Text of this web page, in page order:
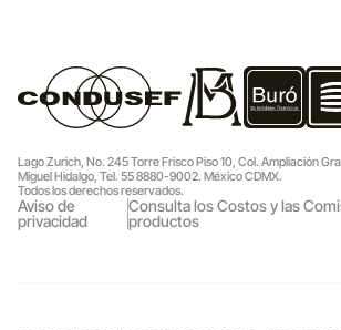
Lago Zurich, No. 245 Torre Frisco Piso 10, Col. Ampliación
Miguel Hidalgo, Tel. 55 8880-9002. México CDMX.
Todos los derechos reservados.
Aviso de
privacidad
Consulta los Costos y las
productos